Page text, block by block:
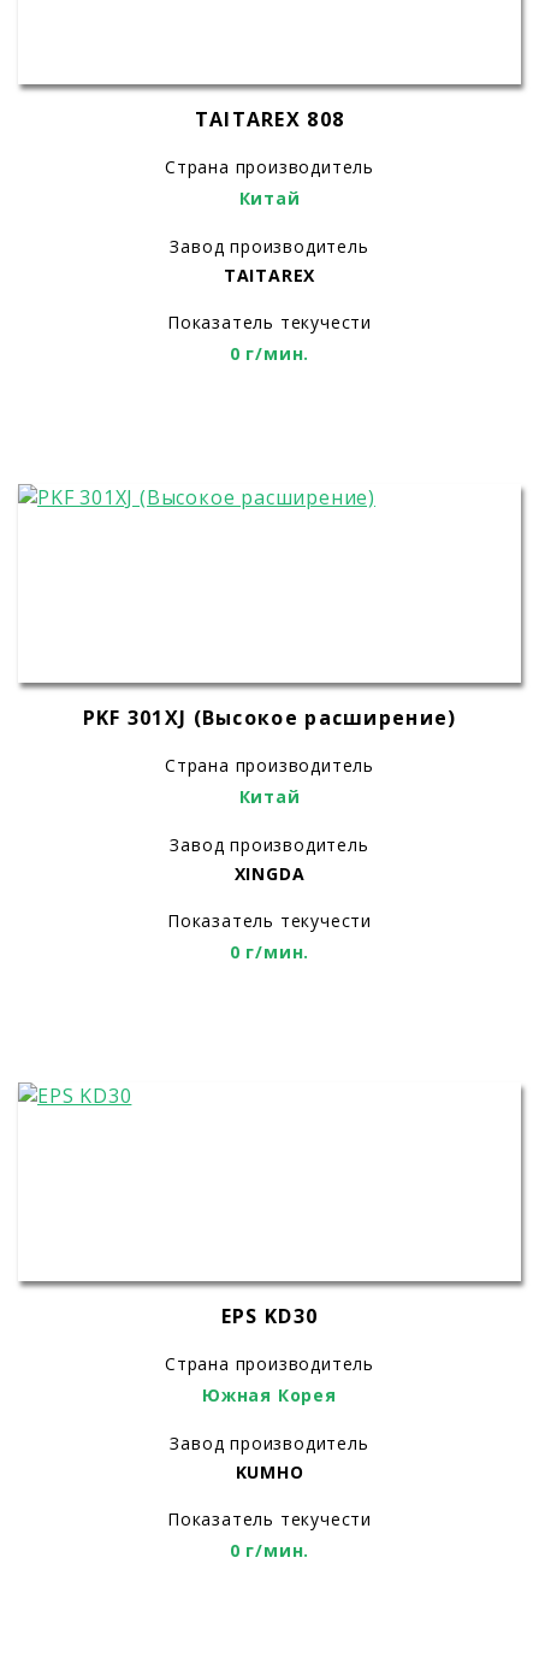
TAITAREX 808
Страна производитель
Китай
Завод производитель
TAITAREX
Показатель текучести
0 г/мин.
PKF 301XJ (Высокое расширение)
Страна производитель
Китай
Завод производитель
XINGDA
Показатель текучести
0 г/мин.
EPS KD30
Страна производитель
Южная Корея
Завод производитель
KUMHO
Показатель текучести
0 г/мин.